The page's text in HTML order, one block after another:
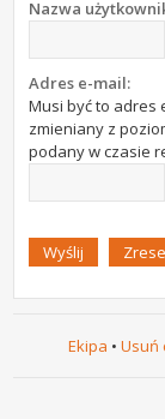
Nazwa
Adres e-mail:
Musi być to adres
zmieniany z
podany w czasie
Ekipa • Usuń